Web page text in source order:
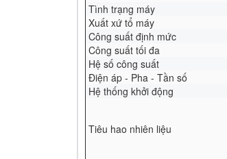
Tình trạng máy
Xuất xứ tổ máy
Công suất định mức
Công suất tối đa
Hệ số công suất
Điện áp - Pha - Tần số
Hệ thống khởi động
Tiêu hao nhiên liệu